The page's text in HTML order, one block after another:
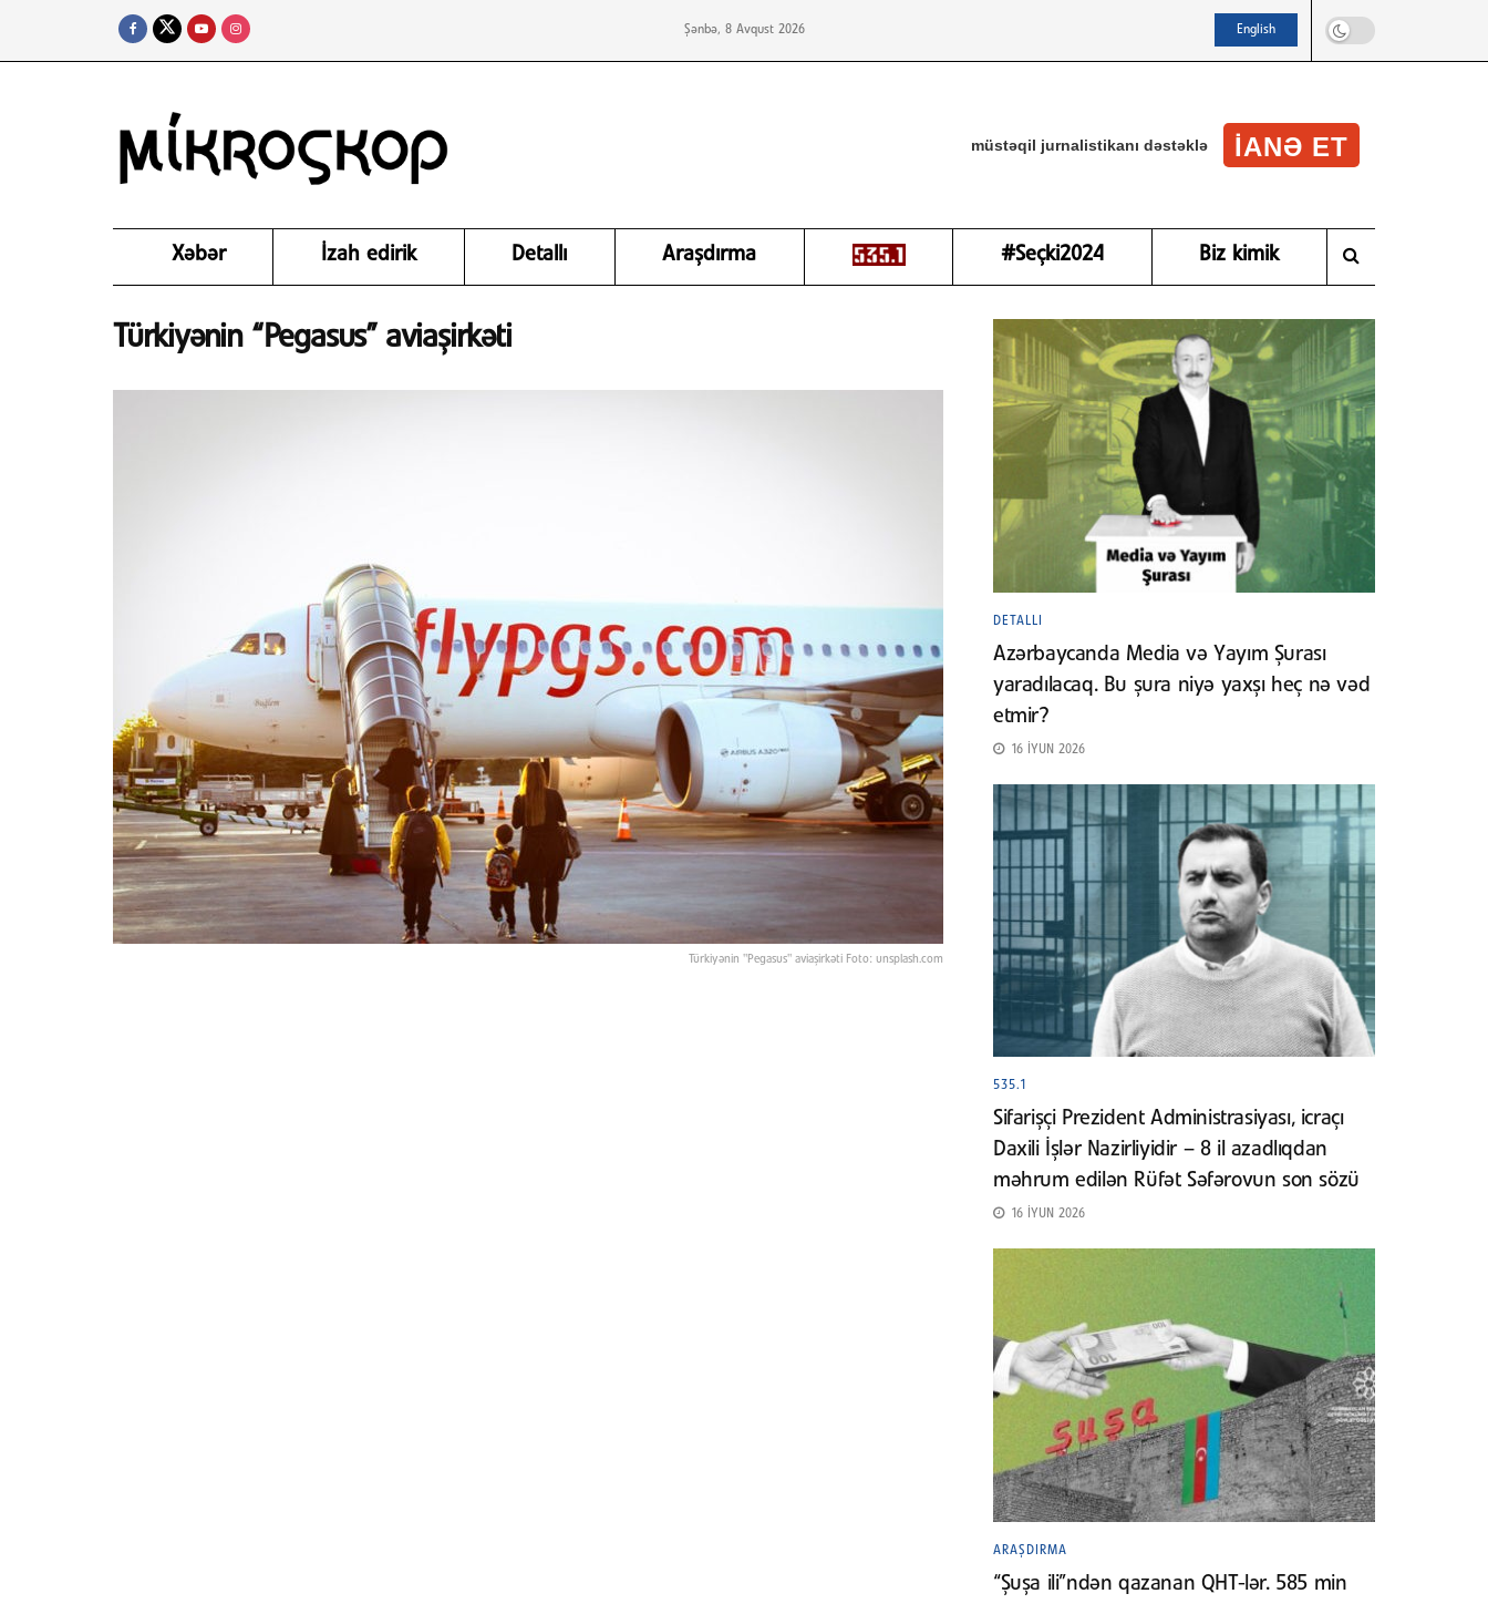
Şənbə, 8 Avqust 2026 English
müstəqil jurnalistikanı dəstəklə IANƏ ET
Xəbər İzah edirik Detallı Araşdırma #Seçki2024 Biz kimik
Türkiyənin “Pegasus” aviaşirkəti
Türkiyənin "Pegasus" aviaşirkəti Foto: unsplash.com
DETALLI
Azərbaycanda Media və Yayım Şurası
yaradılacaq. Bu şura niyə yaxşı heç nə vəd
etmir?
16 İYUN 2026
535.1
Sifarişçi Prezident Administrasiyası, icraçı
Daxili İşlər Nazirliyidir – 8 il azadlıqdan
məhrum edilən Rüfət Səfərovun son sözü
16 İYUN 2026
ARAŞDIRMA
“Şuşa ili”ndən qazanan QHT-lər. 585 min